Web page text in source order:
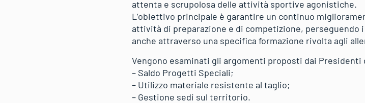
attenta e scrupolosa delle attività sportive agonistiche.
L’obiettivo principale è garantire un continuo
attività di preparazione e di competizione, perseguendo
anche attraverso una specifica formazione rivolta agli
Vengono esaminati gli argomenti proposti dai Presidenti
– Saldo Progetti Speciali;
– Utilizzo materiale resistente al taglio;
– Gestione sedi sul territorio.